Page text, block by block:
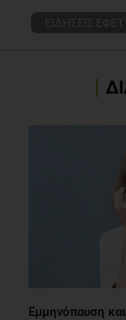
ΕΙΔΗΣΕΙΣ ΕΦΕΤ
Εμμηνόπαυση